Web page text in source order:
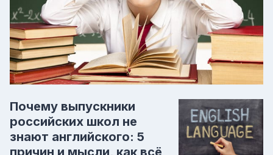
Почему выпускники
российских школ не
знают английского: 5